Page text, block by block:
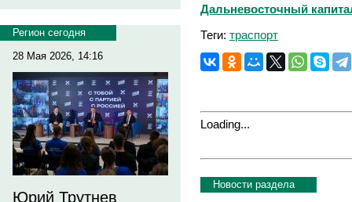
Регион сегодня
28 Мая 2026, 14:16
Юрий Трутнев
Дальневосточный
Теги: траспорт
Loading...
Новости раздела